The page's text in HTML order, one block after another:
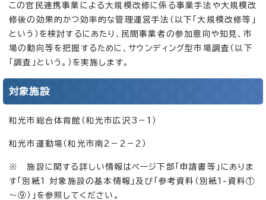
この官民連携事業による大規模改修に係る事業手法や大規模改
修後の効果的かつ効率的な管理運営手法（以下「大規模改修等」
という）を検討するにあたり、民間事業者の参加意向や知見、市
場の動向等を把握するために、サウンディング型市場調査（以下
「調査」という。）を実施します。
対象施設
和光市総合体育館（和光市広沢3－1）
和光市運動場（和光市南2－2－2）
※ 施設に関する詳しい情報はページ下部「申請書等」にありま
す「別紙1 対象施設の基本情報」及び「参考資料（別紙1-資料①
～⑨）」を参照してください。